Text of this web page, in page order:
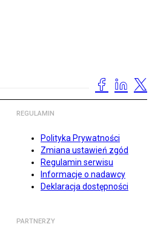
REGULAMIN
Polityka Prywatności
Zmiana ustawień zgód
Regulamin serwisu
Informacje o nadawcy
Deklaracja dostępności
PARTNERZY